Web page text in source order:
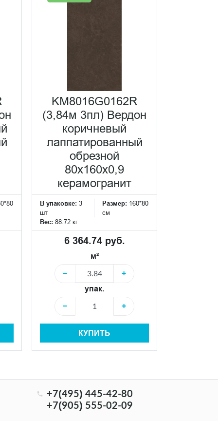
KM8016G0162R
(3,84м 3пл) Вердон
коричневый
лаппатированный
обрезной
80x160x0,9
керамогранит
В упаковке: 3
шт
Размер: 160*80
см
Вес: 88.72 кг
6 364.74 руб.
м²
−
+
упак.
−
+
КУПИТЬ
+7(495) 445-42-80
+7(905) 555-02-09